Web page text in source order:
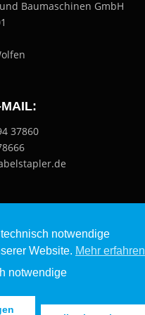
Baumaschinen GmbH
37860
notwendige
Website. Mehr erfahren
notwendige